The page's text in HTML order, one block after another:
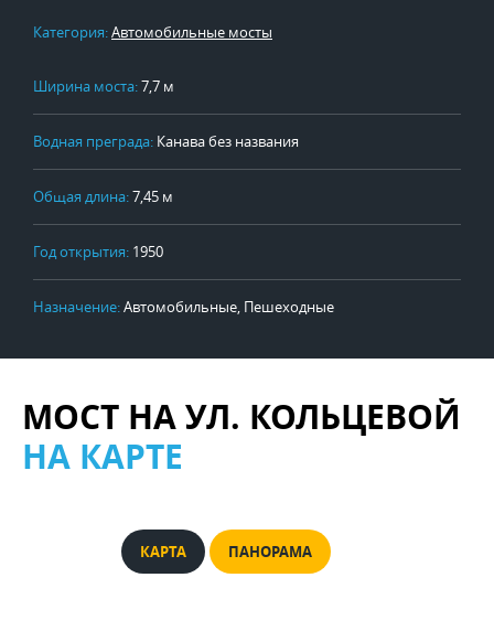
Категория:Автомобильные мосты
Ширина моста:7,7 м
Водная преграда: Канава без названия
Общая длина:7,45 м
Год открытия: 1950
Назначение:Автомобильные, Пешеходные
МОСТ НА УЛ. КОЛЬЦЕВОЙ
НА КАРТЕ
КАРТА ПАНОРАМА